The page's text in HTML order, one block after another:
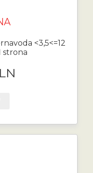
<3,5<=12
strona